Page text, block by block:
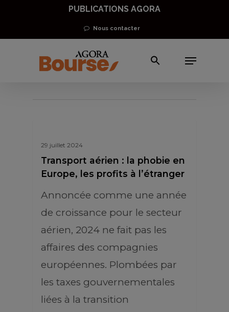
main
PUBLICATIONS AGORA
Nous contacter
Menu
action Air France
29 juillet 2024
Transport aérien : la phobie en
Europe, les profits à l’étranger
Annoncée comme une année
de croissance pour le secteur
aérien, 2024 ne fait pas les
affaires des compagnies
européennes. Plombées par
les taxes gouvernementales
liées à la transition